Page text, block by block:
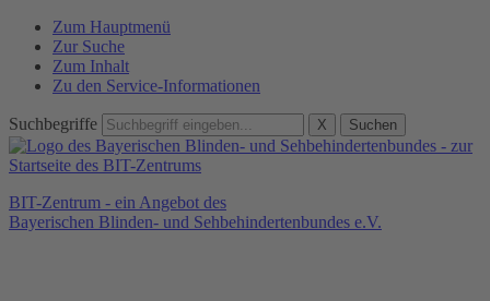
Zum Hauptmenü
Zur Suche
Zum Inhalt
Zu den Service-Informationen
Suchbegriffe X Suchen
BIT-Zentrum - ein Angebot des
Bayerischen Blinden- und Sehbehindertenbundes e.V.